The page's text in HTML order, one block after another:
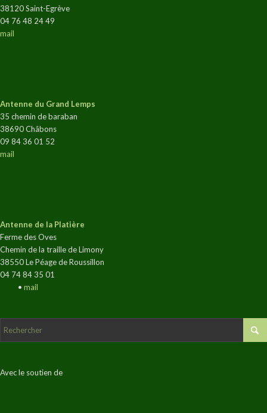
38120 Saint-Egrève
04 76 48 24 49
mail
Antenne du Grand Lemps
35 chemin de baraban
38690 Châbons
09 84 36 01 52
mail
Antenne de la Platière
Ferme des Oves
Chemin de la traille de Limony
38550 Le Péage de Roussillon
04 74 84 35 01
• mail
Avec le soutien de